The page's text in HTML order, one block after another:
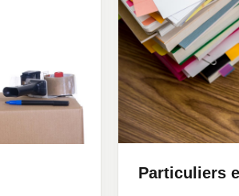
Particuliers